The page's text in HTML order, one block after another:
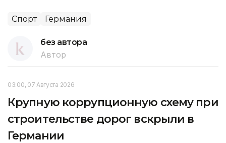
Спорт Германия
без автора
Автор
03:00, 07 Августа 2026
Крупную коррупционную схему при
строительстве дорог вскрыли в
Германии